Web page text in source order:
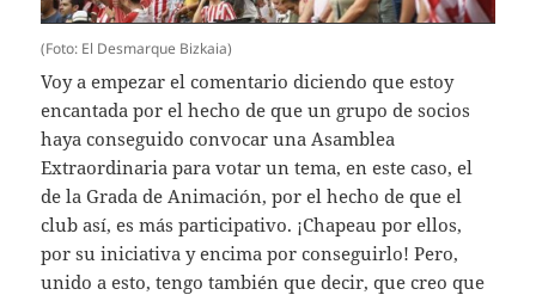
(Foto: El Desmarque Bizkaia)
Voy a empezar el comentario diciendo que estoy
encantada por el hecho de que un grupo de socios
haya conseguido convocar una Asamblea
Extraordinaria para votar un tema, en este caso, el
de la Grada de Animación, por el hecho de que el
club así, es más participativo. ¡Chapeau por ellos,
por su iniciativa y encima por conseguirlo! Pero,
unido a esto, tengo también que decir, que creo que